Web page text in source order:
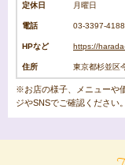
定休日 月曜日
電話 03-3397-4188
HPなど https://
住所 東京都杉並区
※お店の様子、メニューや
ジやSNSでご確認ください。